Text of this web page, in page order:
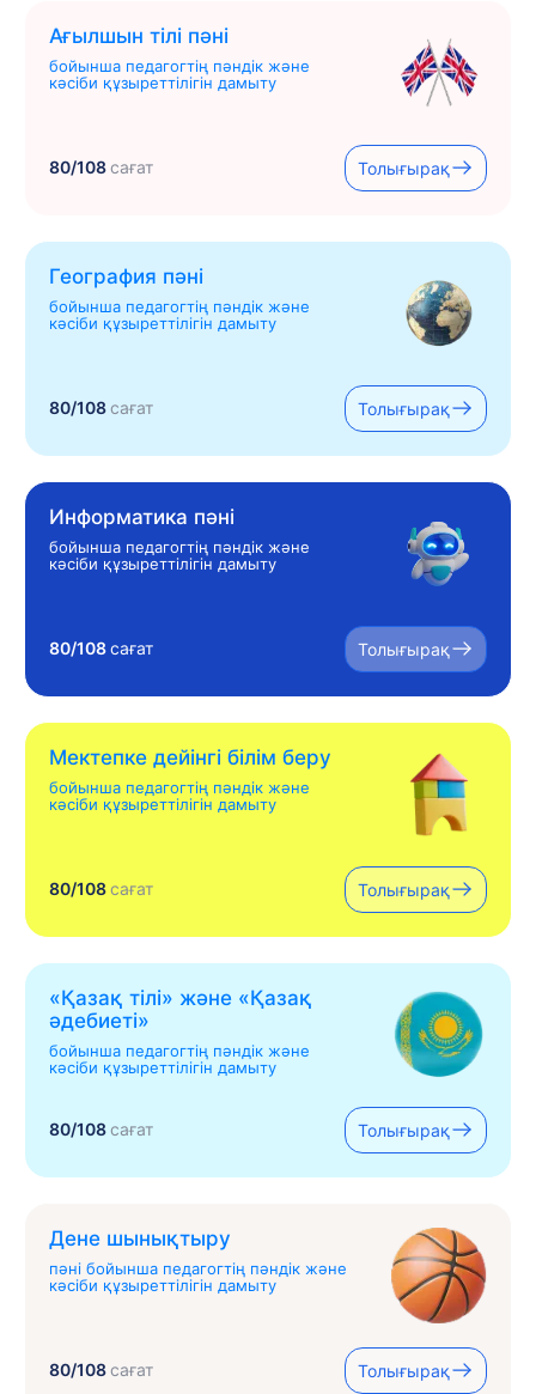
Ағылшын тілі пәні
бойынша педагогтің пәндік және
кәсіби құзыреттілігін дамыту
80/108сағат Толығырақ
География пәні
бойынша педагогтің пәндік және
кәсіби құзыреттілігін дамыту
80/108сағат Толығырақ
Информатика пәні
бойынша педагогтің пәндік және
кәсіби құзыреттілігін дамыту
80/108сағат Толығырақ
Мектепке дейінгі білім беру
бойынша педагогтің пәндік және
кәсіби құзыреттілігін дамыту
80/108сағат Толығырақ
«Қазақ тілі» жəне «Қазақ
əдебиеті»
бойынша педагогтің пәндік және
кәсіби құзыреттілігін дамыту
80/108сағат Толығырақ
Дене шынықтыру
пәні бойынша педагогтің пәндік және
кәсіби құзыреттілігін дамыту
80/108сағат Толығырақ